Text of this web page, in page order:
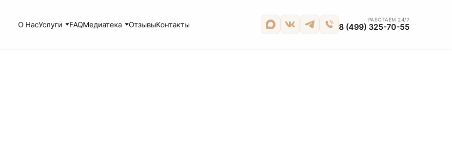
О НасУслуги FAQМедиатека ОтзывыКонтакты
РАБОТАЕМ 24/7
8 (499) 325-70-55